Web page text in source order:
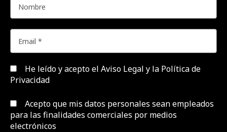
He leído y acepto el Aviso Legal y la Política de
Privacidad
Acepto que mis datos personales sean empleados
para las finalidades comerciales por medios
electrónicos